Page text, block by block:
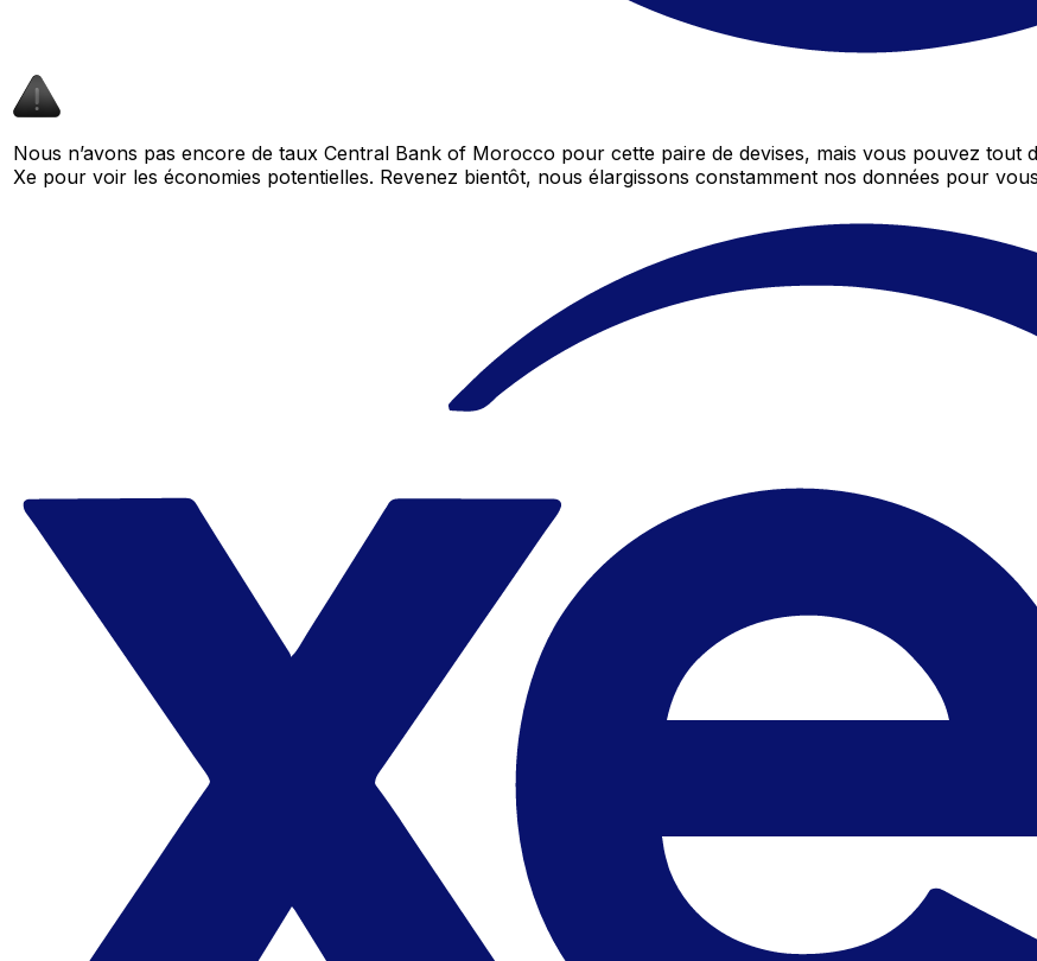
Nous n’avons pas encore de taux Central Bank of Morocco pour cette paire de devises, mais vous pouvez
Xe pour voir les économies potentielles. Revenez bientôt, nous élargissons constamment nos données pour